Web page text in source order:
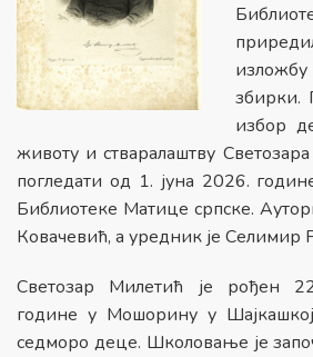
збирки.
избор
животу и стваралаштву
погледати од 1. јуна 2026.
Библиотеке Матице српске.
Ковачевић, а уредник је Селимир
Светозар Милетић је рођен
године у Мошорину у Шајкашкој
седморо деце. Школовање је